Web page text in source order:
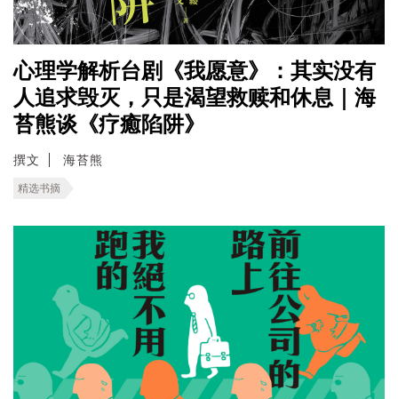
心理学解析台剧《我愿意》：其实没有
人追求毁灭，只是渴望救赎和休息｜海
苔熊谈《疗癒陷阱》
撰文 海苔熊
精选书摘